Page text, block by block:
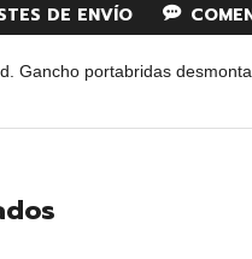
DE ENVÍO
Gancho portabridas